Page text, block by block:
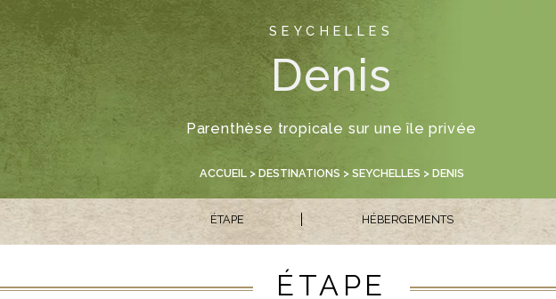
SEYCHELLES
Denis
Parenthèse tropicale sur une île privée
ACCUEIL> DESTINATIONS > SEYCHELLES > DENIS
ÉTAPE HÉBERGEMENTS
ÉTAPE